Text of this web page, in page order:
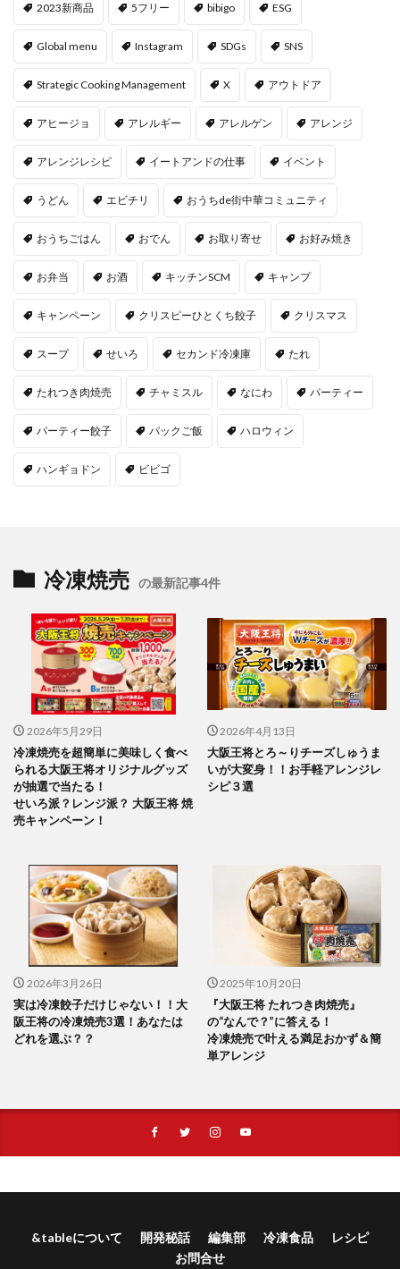
2023新商品 5フリー bibigo ESG
Global menu Instagram SDGs SNS
Strategic Cooking Management X アウトドア
アヒージョ アレルギー アレルゲン アレンジ
アレンジレシピ イートアンドの仕事 イベント
うどん エビチリ おうちde街中華コミュニティ
おうちごはん おでん お取り寄せ お好み焼き
お弁当 お酒 キッチンSCM キャンプ
キャンペーン クリスピーひとくち餃子 クリスマス
スープ せいろ セカンド冷凍庫 たれ
たれつき肉焼売 チャミスル なにわ パーティー
パーティー餃子 パックご飯 ハロウィン
ハンギョドン ビビゴ
冷凍焼売 の最新記事4件
2026年5月29日
冷凍焼売を超簡単に美味しく食べ
られる大阪王将オリジナルグッズ
が抽選で当たる！
せいろ派？レンジ派？ 大阪王将 焼
売キャンペーン！
2026年4月13日
大阪王将とろ～りチーズしゅうま
いが大変身！！お手軽アレンジレ
シピ３選
2026年3月26日
実は冷凍餃子だけじゃない！！大
阪王将の冷凍焼売3選！あなたは
どれを選ぶ？？
2025年10月20日
『大阪王将 たれつき肉焼売』
の“なんで？”に答える！
冷凍焼売で叶える満足おかず＆簡
単アレンジ
&tableについて 開発秘話 編集部 冷凍食品
レシピ
お問合せ